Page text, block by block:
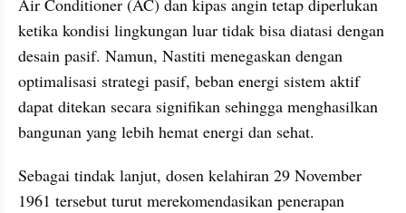
ketika kondisi lingkungan luar tidak bisa diatasi dengan
desain pasif. Namun, Nastiti menegaskan dengan
optimalisasi strategi pasif, beban energi sistem aktif
dapat ditekan secara signifikan sehingga menghasilkan
bangunan yang lebih hemat energi dan sehat.
Sebagai tindak lanjut, dosen kelahiran 29 November
1961 tersebut turut merekomendasikan penerapan